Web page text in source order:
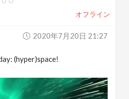
オフライン
2020年7月20日 21:27
(hyper)space!